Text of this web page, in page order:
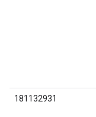
181132931